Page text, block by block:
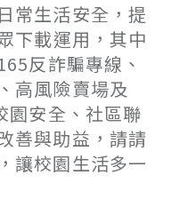
常生活安全，提
下載運用，其中
反詐騙專線、
高風險賣場及
園安全、社區聯
善與助益，請請
讓校園生活多一